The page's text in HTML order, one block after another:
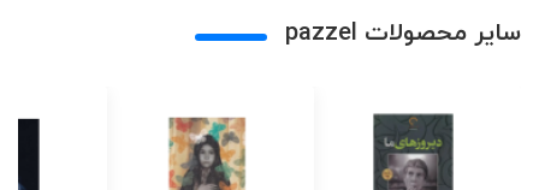
سایر محصولات pazzel